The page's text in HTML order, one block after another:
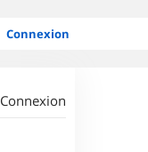
Connexion
Connexion